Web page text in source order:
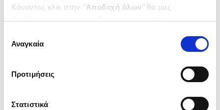
Κάνοντας κλικ στην ‘’Αποδοχή όλων’’ θα μας
ενδιαφέρουν και να επιλέξετε από τα παρακάτω με την
΄΄και να ενημερωθείτε σχετικά με
συγκατάθεσης
Αναγκαία
Προτιμήσεις
Στατιστικά